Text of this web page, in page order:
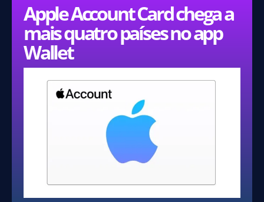
Apple Account Card chega a
mais quatro países no app
Wallet